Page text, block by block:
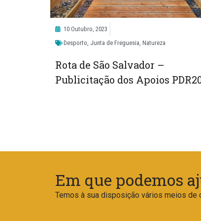
10 Outubro, 2023
Desporto, Junta de Freguesia, Natureza
Rota de São Salvador –
Publicitação dos Apoios
Em que podemos
Temos à sua disposição vários meios de